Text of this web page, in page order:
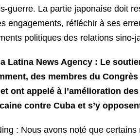
guerre. La partie japonaise doit
engagements, réfléchir à ses
politiques des relations sino-
Latina News Agency : Le
des membres du
ont appelé à l’amélioration
contre Cuba et s’y
: Nous avons noté que